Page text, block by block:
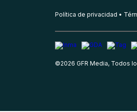
Política de privacidad
©2026 GFR Media, Todos